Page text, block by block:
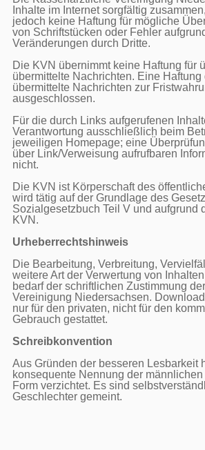
Inhalte im Internet sorgfältig
jedoch keine Haftung für mögliche
von Schriftstücken oder Fehler
Veränderungen durch Dritte.
Die KVN übernimmt keine Haftung für
übermittelte Nachrichten. Eine Haftung
übermittelte Nachrichten zur
ausgeschlossen.
Für die durch Links aufgerufenen
Verantwortung ausschließlich beim
jeweiligen Homepage; eine
über Link/Verweisung aufrufbaren
nicht.
Die KVN ist Körperschaft des
wird tätig auf der Grundlage des
Sozialgesetzbuch Teil V und aufgrund
KVN.
Urheberrechtshinweis
Die Bearbeitung, Verbreitung,
weitere Art der Verwertung von
bedarf der schriftlichen Zustimmung
Vereinigung Niedersachsen.
nur für den privaten, nicht für den
Gebrauch gestattet.
Schreibkonvention
Aus Gründen der besseren Lesbarkeit
konsequente Nennung der
Form verzichtet. Es sind
Geschlechter gemeint.